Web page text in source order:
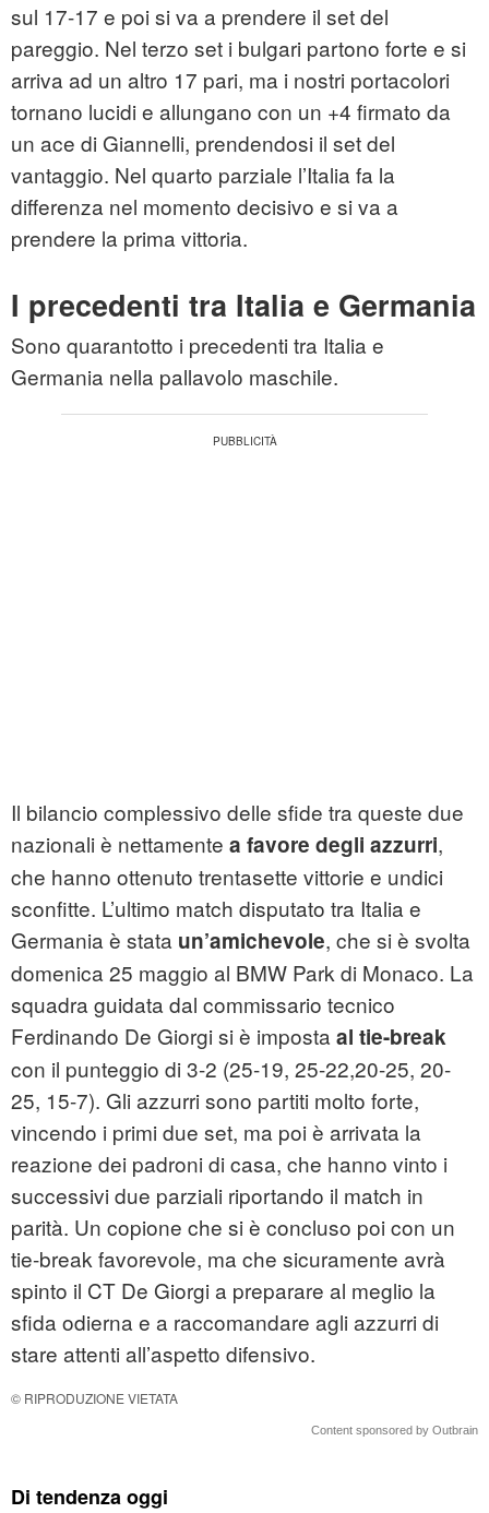
sul 17-17 e poi si va a prendere il set del
pareggio. Nel terzo set i bulgari partono forte e si
arriva ad un altro 17 pari, ma i nostri portacolori
tornano lucidi e allungano con un +4 firmato da
un ace di Giannelli, prendendosi il set del
vantaggio. Nel quarto parziale l’Italia fa la
differenza nel momento decisivo e si va a
prendere la prima vittoria.
I precedenti tra Italia e Germania
Sono quarantotto i precedenti tra Italia e
Germania nella pallavolo maschile.
Il bilancio complessivo delle sfide tra queste due
nazionali è nettamente a favore degli azzurri,
che hanno ottenuto trentasette vittorie e undici
sconfitte. L’ultimo match disputato tra Italia e
Germania è stata un’amichevole, che si è svolta
domenica 25 maggio al BMW Park di Monaco. La
squadra guidata dal commissario tecnico
Ferdinando De Giorgi si è imposta al tie-break
con il punteggio di 3-2 (25-19, 25-22,20-25, 20-
25, 15-7). Gli azzurri sono partiti molto forte,
vincendo i primi due set, ma poi è arrivata la
reazione dei padroni di casa, che hanno vinto i
successivi due parziali riportando il match in
parità. Un copione che si è concluso poi con un
tie-break favorevole, ma che sicuramente avrà
spinto il CT De Giorgi a preparare al meglio la
sfida odierna e a raccomandare agli azzurri di
stare attenti all’aspetto difensivo.
© RIPRODUZIONE VIETATA
Content sponsored by Outbrain
Di tendenza oggi